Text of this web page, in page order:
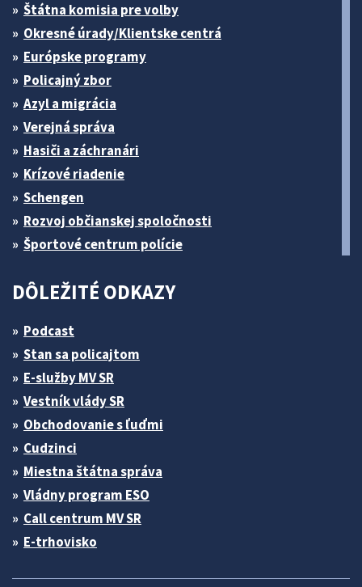
Štátna komisia pre volby
Okresné úrady/Klientske centrá
Európske programy
Policajný zbor
Azyl a migrácia
Verejná správa
Hasiči a záchranári
Krízové riadenie
Schengen
Rozvoj občianskej spoločnosti
Športové centrum polície
DÔLEŽITÉ ODKAZY
Podcast
Stan sa policajtom
E-služby MV SR
Vestník vlády SR
Obchodovanie s ľuďmi
Cudzinci
Miestna štátna správa
Vládny program ESO
Call centrum MV SR
E-trhovisko